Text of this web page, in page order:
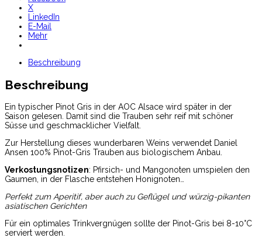
X
LinkedIn
E-Mail
Mehr
Beschreibung
Beschreibung
Ein typischer Pinot Gris in der AOC Alsace wird später in der
Saison gelesen. Damit sind die Trauben sehr reif mit schöner
Süsse und geschmacklicher Vielfalt.
Zur Herstellung dieses wunderbaren Weins verwendet Daniel
Ansen 100% Pinot-Gris Trauben aus biologischem Anbau.
Verkostungsnotizen: Pfirsich- und Mangonoten umspielen den
Gaumen, in der Flasche entstehen Honignoten…
Perfekt zum Aperitif, aber auch zu Geflügel und würzig-pikanten
asiatischen Gerichten
Für ein optimales Trinkvergnügen sollte der Pinot-Gris bei 8-10°C
serviert werden.